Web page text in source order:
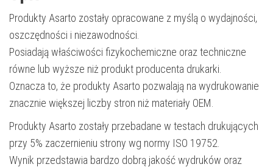
Produkty Asarto zostały opracowane z myślą o wydajności,
oszczędności i niezawodności.
Posiadają właściwości fizykochemiczne oraz techniczne
równe lub wyższe niż produkt producenta drukarki.
Oznacza to, że produkty Asarto pozwalają na wydrukowanie
znacznie większej liczby stron niż materiały OEM.
Produkty Asarto zostały przebadane w testach drukujących
przy 5% zaczernieniu strony wg normy ISO 19752.
Wynik przedstawia bardzo dobrą jakość wydruków oraz